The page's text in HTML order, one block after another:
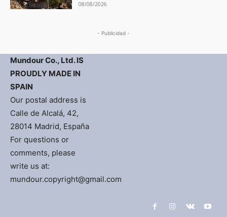
08/08/2026
- Publicidad -
Mundour Co., Ltd. IS
PROUDLY MADE IN
SPAIN
Our postal address is
Calle de Alcalá, 42,
28014 Madrid, España
For questions or
comments, please
write us at:
mundour.copyright@gmail.com